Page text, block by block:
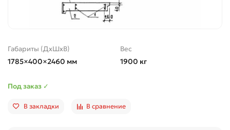
Габариты (ДхШхВ)
1785×400×2460 мм
Вес
1900 кг
Под заказ ✓
В закладки В сравнение